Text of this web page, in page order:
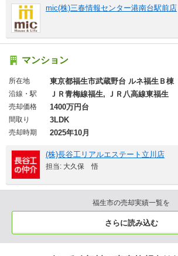
mic(株)三春情報センター港南台駅前店
マンション
所在地 東京都福生市武蔵野台 ルネ福生Ｂ棟
沿線・駅 ＪＲ青梅線福生, ＪＲ八高線東福生
売却価格 1400万円台
間取り 3LDK
売却時期 2025年10月
(株)長谷工リアルエステート立川店
担当: 大久保 悟
福生市の売却実績一覧を
さらに読み込む